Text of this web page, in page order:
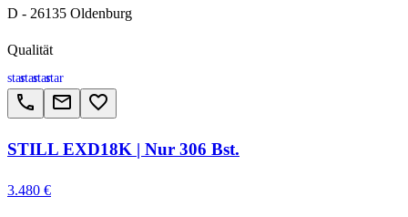
D - 26135 Oldenburg
Qualität
starstarstarstar
call email favorite_border
STILL EXD18K | Nur 306 Bst.
3.480 €